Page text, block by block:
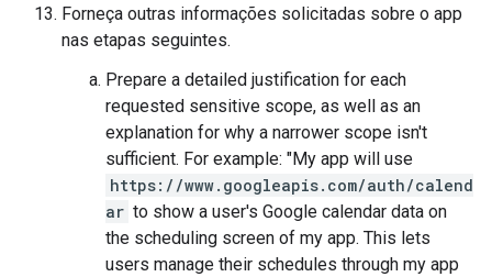
Forneça outras informações solicitadas sobre o app
nas etapas seguintes.
Prepare a detailed justification for each
requested sensitive scope, as well as an
explanation for why a narrower scope isn't
sufficient. For example: "My app will use
https://www.googleapis.com/auth/calend
ar to show a user's Google calendar data on
the scheduling screen of my app. This lets
users manage their schedules through my app